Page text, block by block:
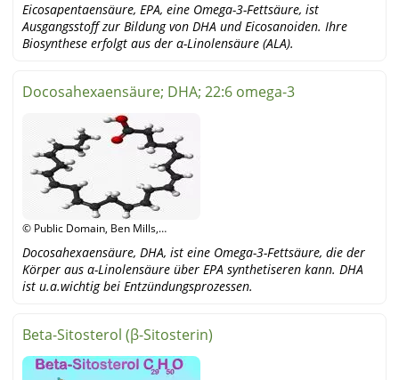
Eicosapentaensäure, EPA, eine Omega-3-Fettsäure, ist
Ausgangsstoff zur Bildung von DHA und Eicosanoiden. Ihre
Biosynthese erfolgt aus der α-Linolensäure (ALA).
Docosahexaensäure; DHA; 22:6 omega-3
© Public Domain, Ben Mills,
Docosahexaensäure, DHA, ist eine Omega-3-Fettsäure, die der
Körper aus α-Linolensäure über EPA synthetiseren kann. DHA
ist u.a.wichtig bei Entzündungsprozessen.
Beta-Sitosterol (β-Sitosterin)